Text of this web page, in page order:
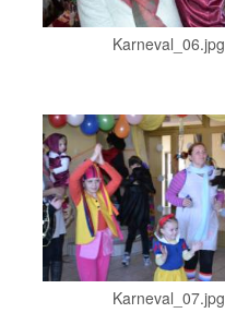
Karneval_06.jpg
Karneval_07.jpg